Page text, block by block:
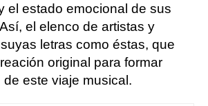
el estado emocional de sus
el elenco de artistas y
letras como éstas, que
original para formar
este viaje musical.